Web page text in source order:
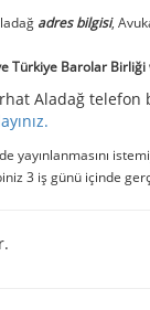
adres bilgisi,
Türkiye Barolar Birliği
Aladağ
yayınlanmasını
3 iş günü içinde